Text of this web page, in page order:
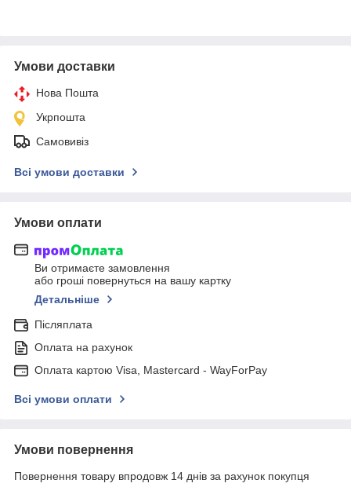
Умови доставки
Нова Пошта
Укрпошта
Самовивіз
Всі умови доставки
Умови оплати
Ви отримаєте замовлення
або гроші повернуться на вашу картку
Детальніше
Післяплата
Оплата на рахунок
Оплата картою Visa, Mastercard - WayForPay
Всі умови оплати
Умови повернення
Повернення товару впродовж 14 днів за рахунок покупця